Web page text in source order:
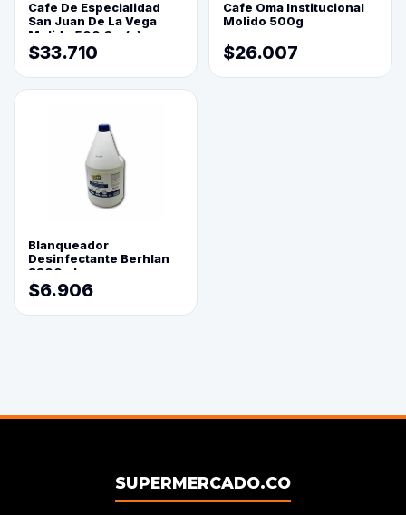
Cafe De Especialidad
San Juan De La Vega
Molido 500 Grs(=)
$33.710
Cafe Oma Institucional
Molido 500g
$26.007
Blanqueador
Desinfectante Berhlan
3800ml
$6.906
SUPERMERCADO.CO